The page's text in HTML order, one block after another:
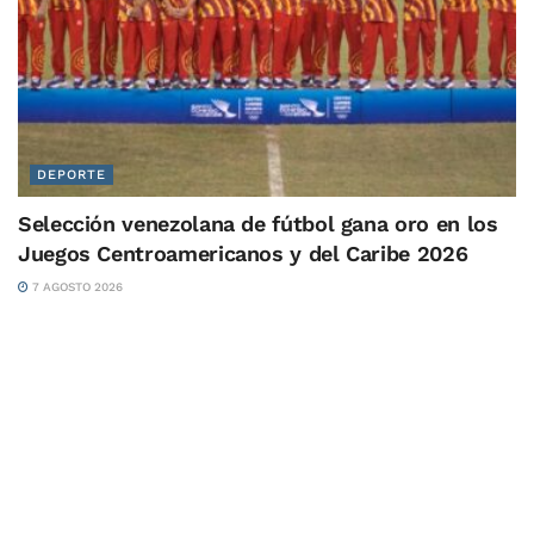
DEPORTE
Selección venezolana de fútbol gana oro en los
Juegos Centroamericanos y del Caribe 2026
7 AGOSTO 2026